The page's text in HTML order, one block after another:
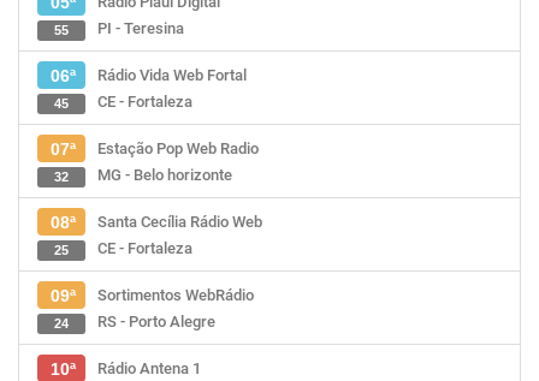
PI - Teresina
55
06ª
Rádio Vida Web Fortal
CE - Fortaleza
45
07ª
Estação Pop Web Radio
MG - Belo horizonte
32
08ª
Santa Cecília Rádio Web
CE - Fortaleza
25
09ª
Sortimentos WebRádio
RS - Porto Alegre
24
10ª
Rádio Antena 1